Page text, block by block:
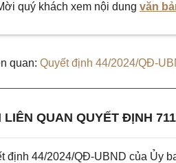
quý khách xem nội dung văn
quan: Quyết định 44/2024/QĐ-
LIÊN QUAN QUYẾT ĐỊNH
định 44/2024/QĐ-UBND của Ủy